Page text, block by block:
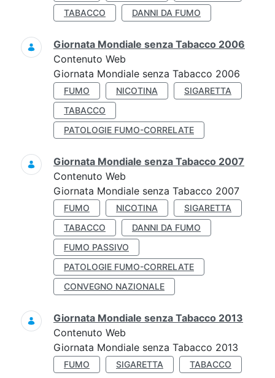
TABACCO DANNI DA FUMO
Giornata Mondiale senza Tabacco 2006
Contenuto Web
Giornata Mondiale senza Tabacco 2006
FUMO NICOTINA
SIGARETTA
TABACCO
PATOLOGIE FUMO-CORRELATE
Giornata Mondiale senza Tabacco 2007
Contenuto Web
Giornata Mondiale senza Tabacco 2007
FUMO NICOTINA
SIGARETTA
TABACCO
DANNI DA FUMO
FUMO PASSIVO
PATOLOGIE FUMO-CORRELATE
CONVEGNO NAZIONALE
Giornata Mondiale senza Tabacco 2013
Contenuto Web
Giornata Mondiale senza Tabacco 2013
FUMO SIGARETTA TABACCO